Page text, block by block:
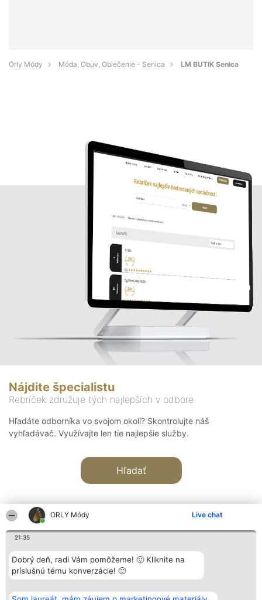
ORLY Módy Live chat
21:35
Dobrý deň, radi Vám pomôžeme! 🙂 Kliknite na
príslušnú tému konverzácie! 🙂
Orly Módy Móda, Obuv, Oblečenie - Senica LM BUTIK Senica
Nájdite špecialistu
Rebríček združuje tých najlepších v odbore
Hľadáte odborníka vo svojom okolí? Skontrolujte náš
vyhľadávač. Využívajte len tie najlepšie služby.
Hľadať
Organizátor hodnotenia
Bright Side Solutions sp. z o.
o. sp. k.
Wrocław 50-079
Hodnotenie
Laureáti
Lista
Laureatów
Kontakt
Kontakt